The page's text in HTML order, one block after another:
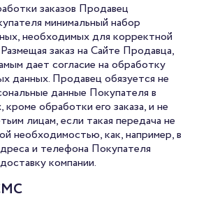
заказов Продавец
минимальный набор
необходимых для корректной
заказ на Сайте Продавца,
дает согласие на обработку
данных. Продавец обязуется не
данные Покупателя в
обработки его заказа, и не
лицам, если такая передача не
необходимостью, как, например, в
и телефона Покупателя
компании.